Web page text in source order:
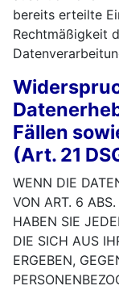
bereits erteilte
Rechtmäßigkeit
Fällen
(Art. 21
WENN DIE
VON ART. 6 ABS.
HABEN SIE
DIE SICH AUS
ERGEBEN,